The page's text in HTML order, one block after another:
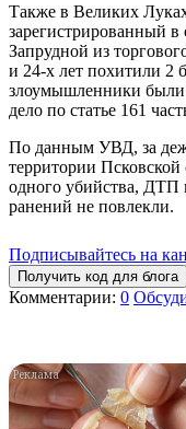
Также в Великих
зарегистрированный в
Запрудной из
и 24-х лет похитили 2
злоумышленники были
дело по статье 161
По данным УВД, за
территории Псковской
одного убийства, ДТП
ранений не повлекли.
Подписывайтесь на
Получить код для блога
Комментарии: 0